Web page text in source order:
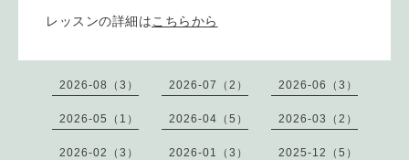
レッスンの詳細はこちらから
2026-08（3） 2026-07（2） 2026-06（3）
2026-05（1） 2026-04（5） 2026-03（2）
2026-02（3） 2026-01（3） 2025-12（5）